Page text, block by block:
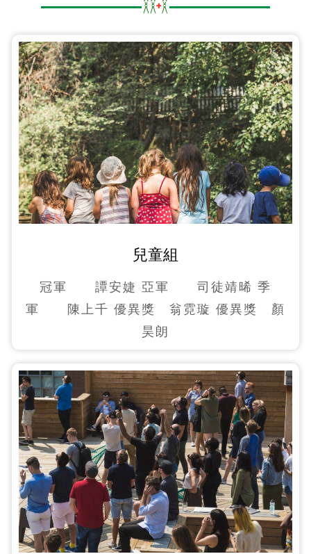
兒童組
冠軍 譚安婕 亞軍 司徒靖晞 季
軍 陳上千 優異獎 翁霓璇 優異獎 顏
昊朗